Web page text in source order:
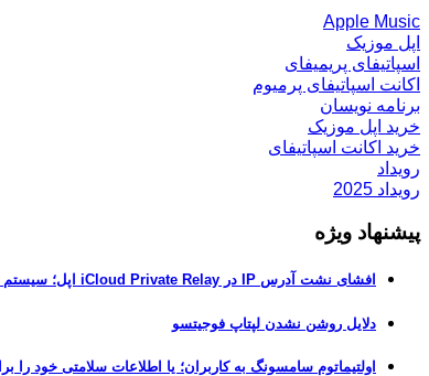
Apple Music
اپل موزیک
اسپاتیفای پریمیفای
اکانت اسپاتیفای پرمیوم
برنامه نویسان
خرید اپل موزیک
خرید اکانت اسپاتیفای
رویداد
رویداد 2025
پیشنهاد ویژه
افشای نشت آدرس IP در iCloud Private Relay اپل؛ سیستم پاس‌کی چگونه حریم خصوصی کاربران را لو می‌دهد؟
دلایل روشن نشدن لپتاپ فوجیتسو
اولتیماتوم سامسونگ به کاربران؛ یا اطلاعات سلامتی خود